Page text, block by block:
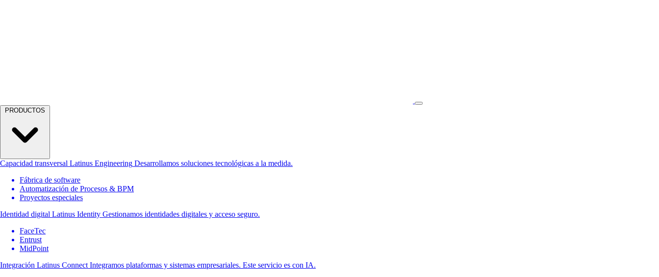
PRODUCTOS
Capacidad transversal Latinus Engineering Desarrollamos soluciones tecnológicas a la medida.
Fábrica de software
Automatización de Procesos & BPM
Proyectos especiales
Identidad digital Latinus Identity Gestionamos identidades digitales y acceso seguro.
FaceTec
Entrust
MidPoint
Integración Latinus Connect Integramos plataformas y sistemas empresariales. Este servicio es con IA.